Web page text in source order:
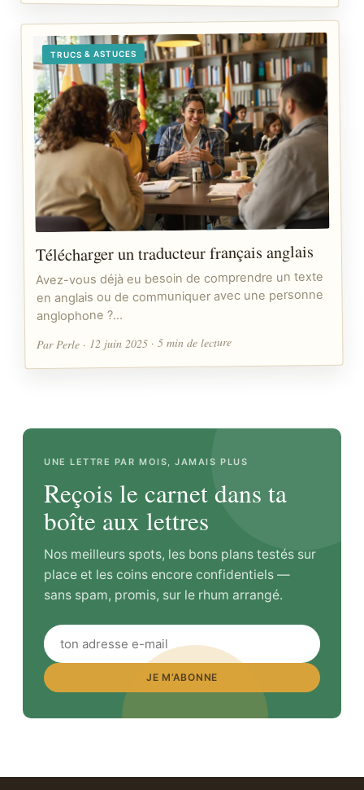
TRUCS & ASTUCES
Télécharger un traducteur français anglais
Avez-vous déjà eu besoin de comprendre un texte
en anglais ou de communiquer avec une personne
anglophone ?…
Par Perle · 12 juin 2025 · 5 min de lecture
UNE LETTRE PAR MOIS, JAMAIS PLUS
Reçois le carnet dans ta
boîte aux lettres
Nos meilleurs spots, les bons plans testés sur
place et les coins encore confidentiels —
sans spam, promis, sur le rhum arrangé.
JE M’ABONNE